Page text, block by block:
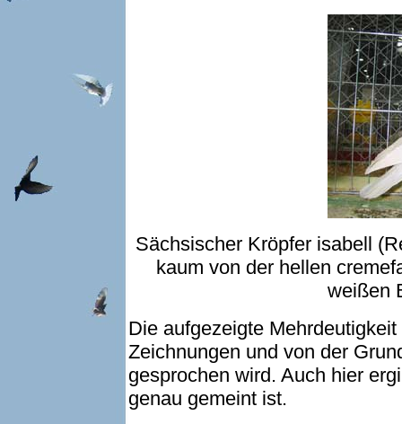
Sächsischer Kröpfer isabell
kaum von der hellen
weißen
Die aufgezeigte
Zeichnungen und von der
gesprochen wird. Auch hier
genau gemeint ist.